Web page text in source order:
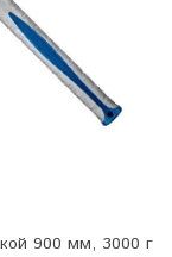
900 мм, 3000 г